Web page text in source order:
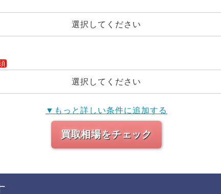
選択してください
選択してください
▼もっと詳しい条件に追加する
買取相場をチェック